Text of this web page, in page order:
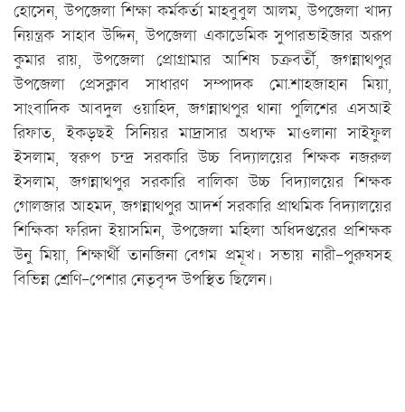
হোসেন, উপজেলা শিক্ষা কর্মকর্তা মাহবুবুল আলম, উপজেলা খাদ্য
নিয়ন্ত্রক সাহাব উদ্দিন, উপজেলা একাডেমিক সুপারভাইজার অরূপ
কুমার রায়, উপজেলা প্রোগ্রামার আশিষ চক্রবর্তী, জগন্নাথপুর
উপজেলা প্রেসক্লাব সাধারণ সম্পাদক মো.শাহজাহান মিয়া,
সাংবাদিক আবদুল ওয়াহিদ, জগন্নাথপুর থানা পুলিশের এসআই
রিফাত, ইকড়ছই সিনিয়র মাদ্রাসার অধ্যক্ষ মাওলানা সাইফুল
ইসলাম, স্বরুপ চন্দ্র সরকারি উচ্চ বিদ্যালয়ের শিক্ষক নজরুল
ইসলাম, জগন্নাথপুর সরকারি বালিকা উচ্চ বিদ্যালয়ের শিক্ষক
গোলজার আহমদ, জগন্নাথপুর আদর্শ সরকারি প্রাথমিক বিদ্যালয়ের
শিক্ষিকা ফরিদা ইয়াসমিন, উপজেলা মহিলা অধিদপ্তরের প্রশিক্ষক
উনু মিয়া, শিক্ষার্থী তানজিনা বেগম প্রমূখ। সভায় নারী-পুরুষসহ
বিভিন্ন শ্রেণি-পেশার নেতৃবৃন্দ উপস্থিত ছিলেন।